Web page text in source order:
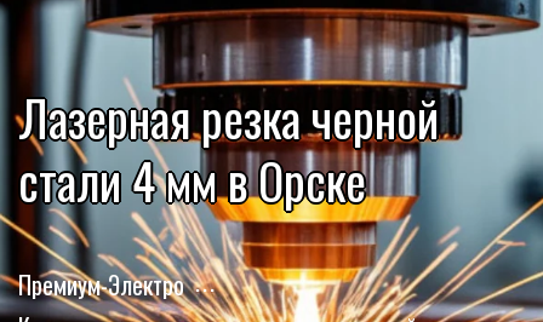
Лазерная резка черной
стали 4 мм в Орске
Премиум-Электро